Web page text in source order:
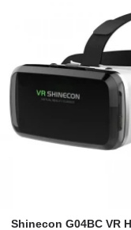
Shinecon G04BC VR